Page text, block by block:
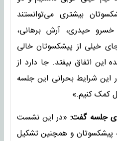
بیشتری می‌توانستند
حیدری، آرش برهانی،
خیلی از پیشکسوتان خالی
این اتفاق بیفتد. جا دارد از
این شرایط بحرانی این جلسه
کمک کنیم.»
جلسه گفت:«در این نشست
پیشکسوتان و همچنین تشکیل